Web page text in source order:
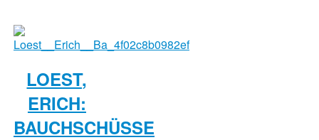
LOEST,
ERICH:
BAUCHSCHÜSSE